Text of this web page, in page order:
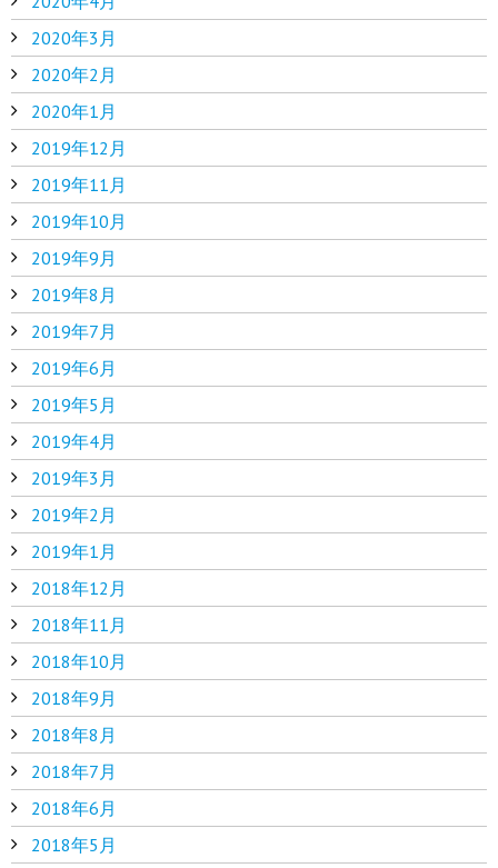
2020年3月
2020年2月
2020年1月
2019年12月
2019年11月
2019年10月
2019年9月
2019年8月
2019年7月
2019年6月
2019年5月
2019年4月
2019年3月
2019年2月
2019年1月
2018年12月
2018年11月
2018年10月
2018年9月
2018年8月
2018年7月
2018年6月
2018年5月